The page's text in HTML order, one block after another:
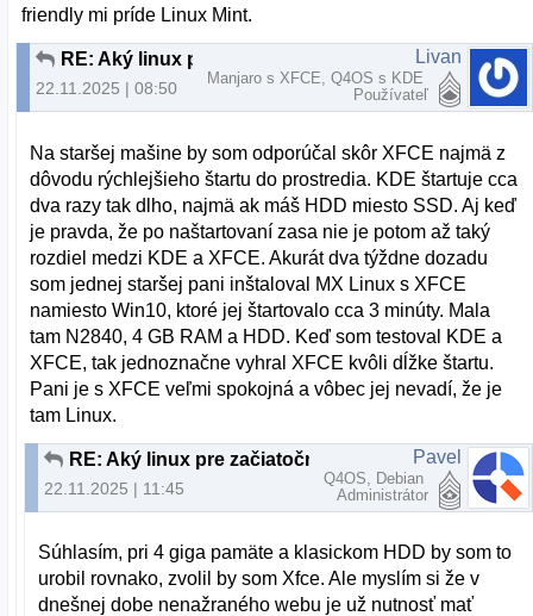
friendly mi príde Linux Mint.
22.11.2025 | 08:50
Livan
Manjaro s XFCE, Q4OS s KDE
Používateľ
Na staršej mašine by som odporúčal skôr XFCE najmä z
dôvodu rýchlejšieho štartu do prostredia. KDE štartuje cca
dva razy tak dlho, najmä ak máš HDD miesto SSD. Aj keď
je pravda, že po naštartovaní zasa nie je potom až taký
rozdiel medzi KDE a XFCE. Akurát dva týždne dozadu
som jednej staršej pani inštaloval MX Linux s XFCE
namiesto Win10, ktoré jej štartovalo cca 3 minúty. Mala
tam N2840, 4 GB RAM a HDD. Keď som testoval KDE a
XFCE, tak jednoznačne vyhral XFCE kvôli dĺžke štartu.
Pani je s XFCE veľmi spokojná a vôbec jej nevadí, že je
tam Linux.
22.11.2025 | 11:45
Pavel
Q4OS, Debian
Administrátor
Súhlasím, pri 4 giga pamäte a klasickom HDD by som to
urobil rovnako, zvolil by som Xfce. Ale myslím si že v
dnešnej dobe nenažraného webu je už nutnosť mať